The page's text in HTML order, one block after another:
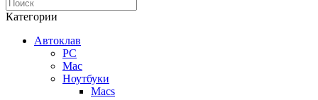
Категории
Автоклав
PC
Mac
Ноутбуки
Macs